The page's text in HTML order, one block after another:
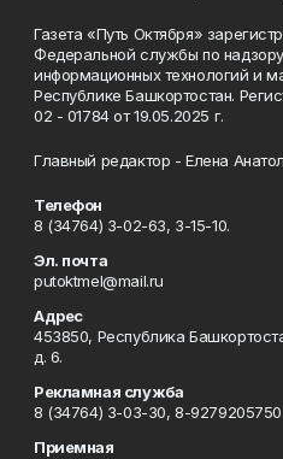
Газета «Путь Октября»
Федеральной службы по
информационных технологий и
Республике Башкортостан.
02 - 01784 от 19.05.2025 г.
Главный редактор - Елена
Телефон
8 (34764) 3-02-63, 3-15-10.
Эл. почта
putoktmel@mail.ru
Адрес
453850, Республика
д. 6.
Рекламная служба
8 (34764) 3-03-30, 8-9279205750
Приемная